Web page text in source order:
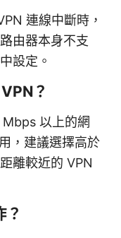
連線中斷時，
由器本身不支
設定。
？
以上的網
，建議選擇高於
離較近的 VPN
？